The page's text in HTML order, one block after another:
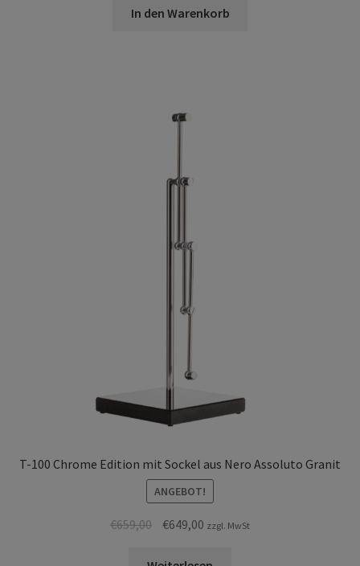
In den Warenkorb
T-100 Chrome Edition mit Sockel aus Nero Assoluto Granit
ANGEBOT!
€659,00
Ursprünglicher
€649,00Aktueller
zzgl. MwSt